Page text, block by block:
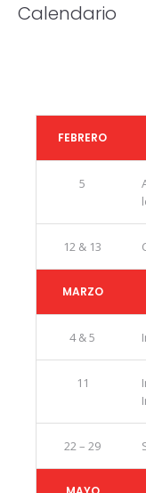
Calendario
FEBRERO
5
12 & 13
MARZO
4 & 5
11
22 – 29